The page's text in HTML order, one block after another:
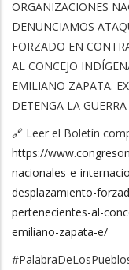
ORGANIZACIONES
DENUNCIAMOS
FORZADO EN
AL CONCEJO
EMILIANO ZAPATA.
DETENGA LA
🔗 Leer el Boletín
https://
nacionales-e-
desplazamiento-
pertenecientes-al-
emiliano-zapata-e/